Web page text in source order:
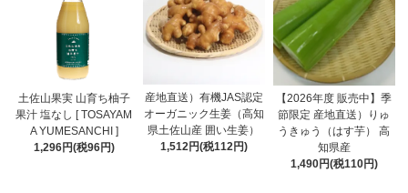
土佐山果実 山育ち柚子
果汁 塩なし [ TOSAYAM
A YUMESANCHI ]
1,296円(税96円)
産地直送）有機JAS認定
オーガニック生姜（高知
県土佐山産 囲い生姜）
1,512円(税112円)
【2026年度 販売中】季
節限定 産地直送）りゅ
うきゅう（はす芋） 高
知県産
1,490円(税110円)